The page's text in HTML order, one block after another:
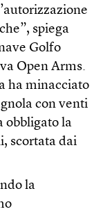
spiega
Golfo
Open Arms.
ha minacciato
con venti
obbligato la
scortata dai
la